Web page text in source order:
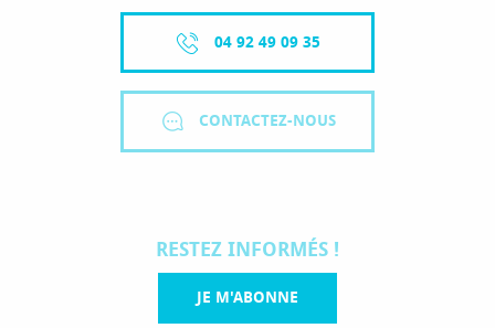
04 92 49 09 35
CONTACTEZ-NOUS
RESTEZ INFORMÉS !
JE M'ABONNE